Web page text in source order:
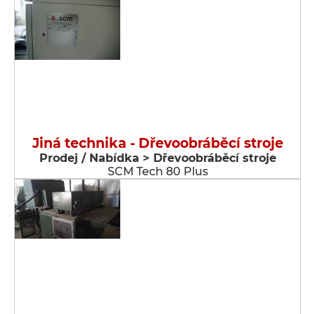
Jiná technika - Dřevoobráběcí stroje
Prodej / Nabídka > Dřevoobráběcí stroje
SCM Tech 80 Plus